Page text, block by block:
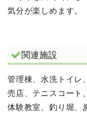
気分が楽しめます。
関連施設
管理棟、水洗トイレ
売店、テニスコート
体験教室、釣り堀、